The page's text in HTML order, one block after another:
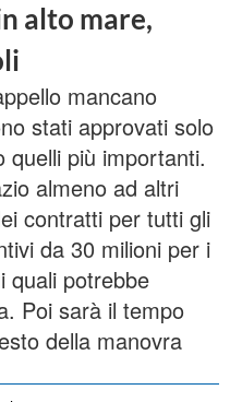
alto mare,
mancano
stati approvati solo
quelli più importanti.
almeno ad altri
contratti per tutti gli
da 30 milioni per i
quali potrebbe
Poi sarà il tempo
della manovra